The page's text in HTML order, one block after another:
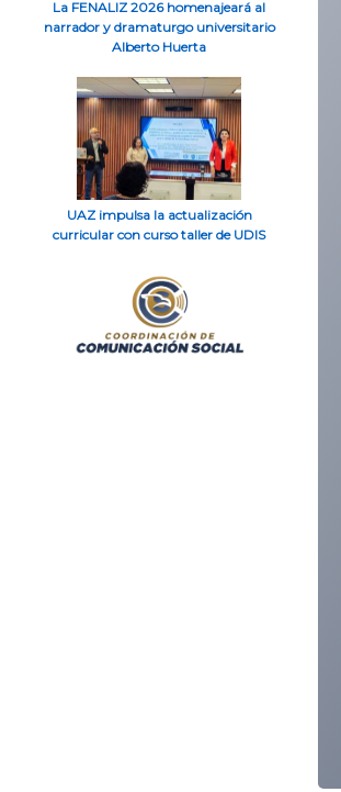
La FENALIZ 2026 homenajeará al
narrador y dramaturgo universitario
Alberto Huerta
UAZ impulsa la actualización
curricular con curso taller de UDIS